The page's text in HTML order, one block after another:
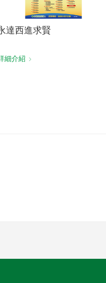
達西進求賢
細介紹